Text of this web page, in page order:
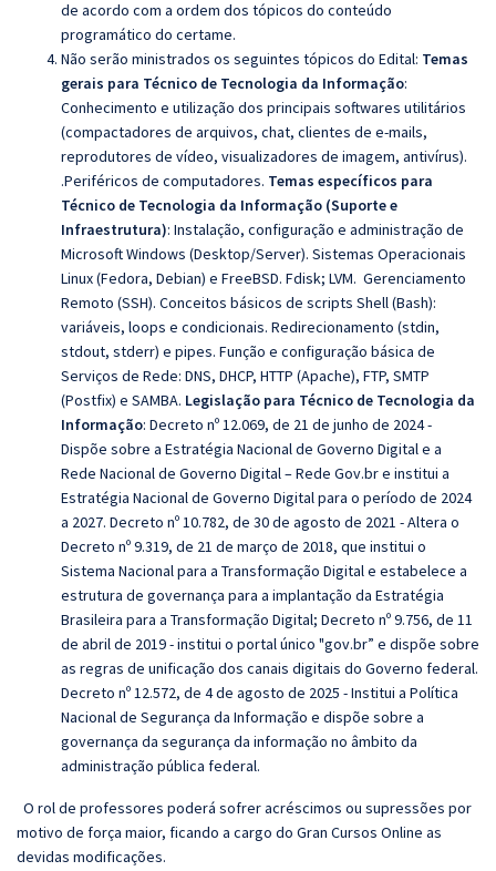
de acordo com a ordem dos tópicos do conteúdo
programático do certame.
Não serão ministrados os seguintes tópicos do Edital: Temas
gerais para Técnico de Tecnologia da Informação:
Conhecimento e utilização dos principais softwares utilitários
(compactadores de arquivos, chat, clientes de e-mails,
reprodutores de vídeo, visualizadores de imagem, antivírus).
.Periféricos de computadores. Temas específicos para
Técnico de Tecnologia da Informação (Suporte e
Infraestrutura): Instalação, configuração e administração de
Microsoft Windows (Desktop/Server). Sistemas Operacionais
Linux(Fedora, Debian) e FreeBSD. Fdisk; LVM. Gerenciamento
Remoto (SSH). Conceitos básicos de scripts Shell (Bash):
variáveis, loops e condicionais. Redirecionamento (stdin,
stdout, stderr) e pipes. Função e configuração básica de
Serviços de Rede: DNS, DHCP, HTTP (Apache), FTP, SMTP
(Postfix) e SAMBA. Legislação para Técnico de Tecnologia da
Informação: Decreto nº 12.069, de 21 de junho de 2024 -
Dispõe sobre a Estratégia Nacional de Governo Digital e a
Rede Nacional de Governo Digital – Rede Gov.br e institui a
Estratégia Nacional de Governo Digital para o período de 2024
a 2027. Decreto nº 10.782, de 30 de agosto de 2021 - Altera o
Decreto nº 9.319, de 21 de março de 2018, que institui o
Sistema Nacional para a Transformação Digital e estabelece a
estrutura de governança para a implantação da Estratégia
Brasileira para a Transformação Digital; Decreto nº 9.756, de 11
de abril de 2019 - institui o portal único "gov.br” e dispõe sobre
as regras de unificação dos canais digitais do Governo federal.
Decreto nº 12.572, de 4 de agosto de 2025 - Institui a Política
Nacional de Segurança da Informação e dispõe sobre a
governança da segurança da informação no âmbito da
administração pública federal.
O rol de professores poderá sofrer acréscimos ou supressões por
motivo de força maior, ficando a cargo do Gran Cursos Online as
devidas modificações.